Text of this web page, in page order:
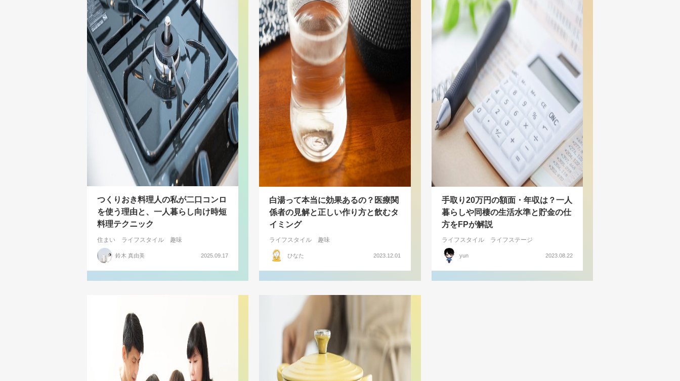
つくりおき料理人の私が二口コンロ
を使う理由と、一人暮らし向け時短
料理テクニック
住まい ライフスタイル 趣味
鈴木 真由美 2025.09.17
白湯って本当に効果あるの？医療関
係者の見解と正しい作り方と飲むタ
イミング
ライフスタイル 趣味
ひなた 2023.12.01
手取り20万円の額面・年収は？一人
暮らしや同棲の生活水準と貯金の仕
方をFPが解説
ライフスタイル ライフステージ
yun 2023.08.22